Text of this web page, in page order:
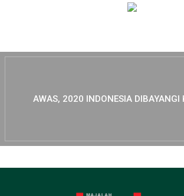
AWAS, 2020 INDONESIA DIBAYANGI